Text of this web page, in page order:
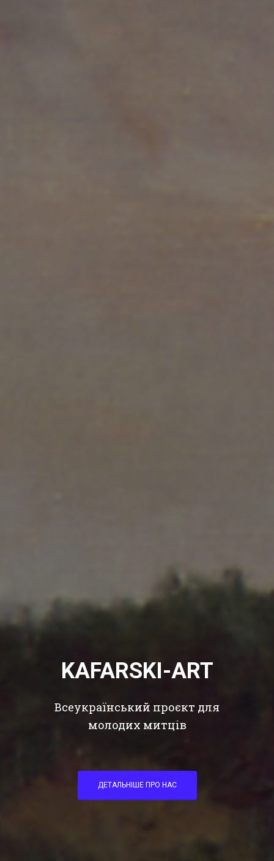
KAFARSKI-ART
Всеукраїнський проєкт для
молодих митців
ДЕТАЛЬНІШЕ ПРО НАС